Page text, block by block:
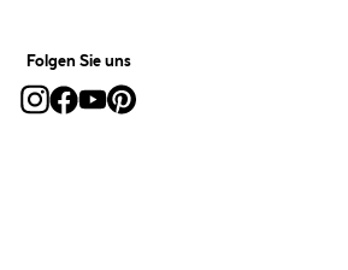
Folgen Sie uns